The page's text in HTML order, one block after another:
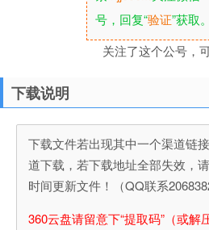
号，回复“验证”获取。
关注了这个公号，
下载说明
下载文件若出现其中一个渠道链
道下载，若下载地址全部失效，
时间更新文件！（QQ联系
360云盘请留意下“提取码”（或